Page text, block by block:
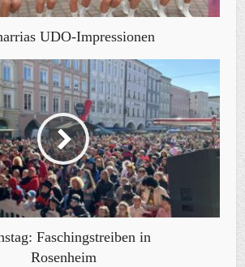
UDO-Impressionen
Faschingstreiben in
Rosenheim